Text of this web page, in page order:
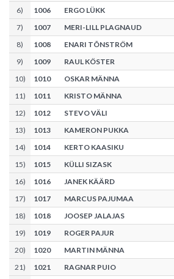
6) 1006
ERGO LÜKK
7) 1007
MERI-LILL PLAGNAUD
8) 1008
ENARI TÕNSTRÖM
9) 1009
RAUL KÖSTER
10) 1010
OSKAR MÄNNA
11) 1011
KRISTO MÄNNA
12) 1012
STEVO VÄLI
13) 1013
KAMERON PUKKA
14) 1014
KERTO KAASIKU
15) 1015
KÜLLI SIZASK
16) 1016
JANEK KÄÄRD
17) 1017
MARCUS PAJUMAA
18) 1018
JOOSEP JALAJAS
19) 1019
ROGER PAJUR
20) 1020
MARTIN MÄNNA
21) 1021
RAGNAR PUIO